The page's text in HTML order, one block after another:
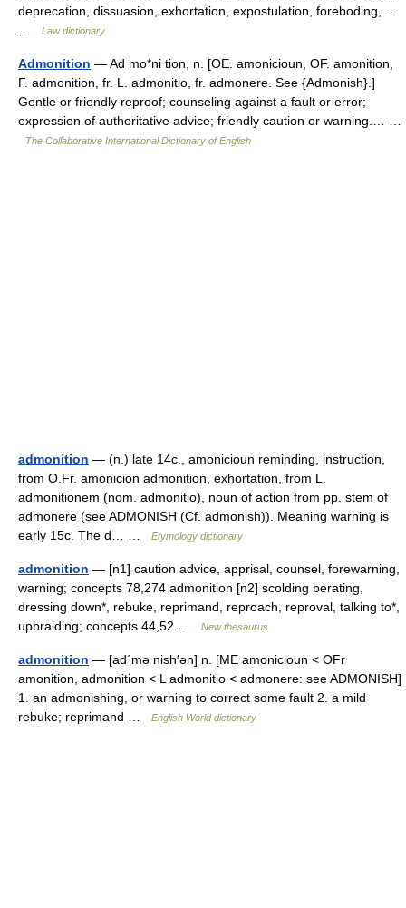
deprecation, dissuasion, exhortation, expostulation, foreboding,…
Law dictionary
Admonition — Ad mo*ni tion, n. [OE. amonicioun, OF. amonition,
F. admonition, fr. L. admonitio, fr. admonere. See {Admonish}.]
Gentle or friendly reproof; counseling against a fault or error;
expression of authoritative advice; friendly caution or warning.… …
The Collaborative International Dictionary of English
admonition — (n.) late 14c., amonicioun reminding, instruction,
from O.Fr. amonicion admonition, exhortation, from L.
admonitionem (nom. admonitio), noun of action from pp. stem of
admonere (see ADMONISH (Cf. admonish)). Meaning warning is
early 15c. The d… …
Etymology dictionary
admonition — [n1] caution advice, apprisal, counsel, forewarning,
warning; concepts 78,274 admonition [n2] scolding berating,
dressing down*, rebuke, reprimand, reproach, reproval, talking to*,
upbraiding; concepts 44,52 …
New thesaurus
admonition — [ad΄mə nish′ən] n. [ME amonicioun < OFr
amonition, admonition < L admonitio < admonere: see ADMONISH]
1. an admonishing, or warning to correct some fault 2. a mild
rebuke; reprimand …
English World dictionary